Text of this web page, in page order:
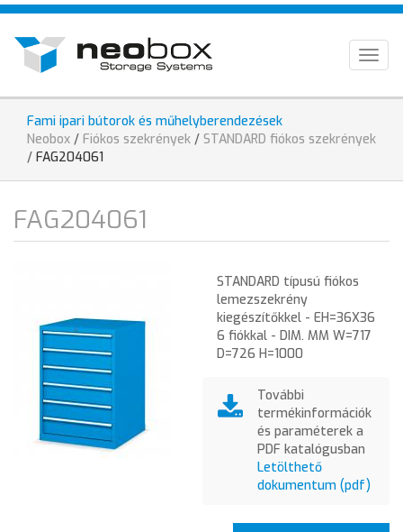
Ugrás
tartalomra
EN
Fami ipari bútorok és műhelyberendezések
Jelenlegi
hely
Neobox / Fiókos szekrények / STANDARD fiókos szekrények
/ FAG204061
FAG204061
STANDARD típusú fiókos
lemezszekrény
kiegészítőkkel - EH=36X36
6 fiókkal - DIM. MM W=717
D=726 H=1000
További
termékinformációk
és paraméterek a
PDF katalógusban
Letölthető
dokumentum (pdf)